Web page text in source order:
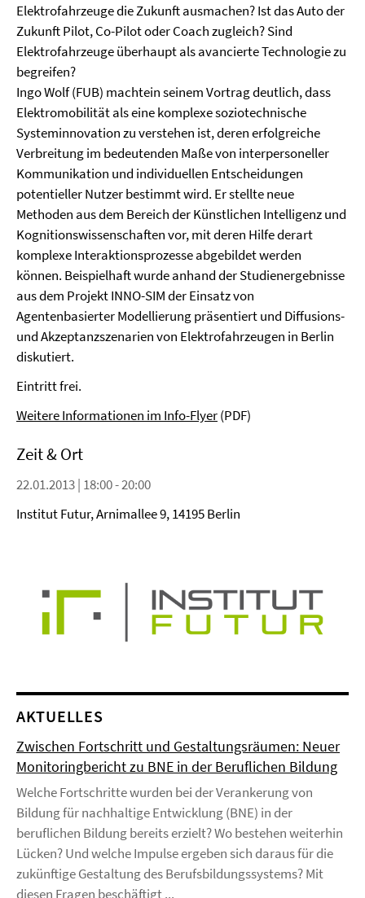
Elektrofahrzeuge die Zukunft ausmachen? Ist das Auto der
Zukunft Pilot, Co-Pilot oder Coach zugleich? Sind
Elektrofahrzeuge überhaupt als avancierte Technologie zu
begreifen?
Ingo Wolf (FUB) machtein seinem Vortrag deutlich, dass
Elektromobilität als eine komplexe soziotechnische
Systeminnovation zu verstehen ist, deren erfolgreiche
Verbreitung im bedeutenden Maße von interpersoneller
Kommunikation und individuellen Entscheidungen
potentieller Nutzer bestimmt wird. Er stellte neue
Methoden aus dem Bereich der Künstlichen Intelligenz und
Kognitionswissenschaften vor, mit deren Hilfe derart
komplexe Interaktionsprozesse abgebildet werden
können. Beispielhaft wurde anhand der Studienergebnisse
aus dem Projekt INNO-SIM der Einsatz von
Agentenbasierter Modellierung präsentiert und Diffusions-
und Akzeptanzszenarien von Elektrofahrzeugen in Berlin
diskutiert.
Eintritt frei.
Weitere Informationen im Info-Flyer(PDF)
Zeit & Ort
22.01.2013 | 18:00 - 20:00
Institut Futur, Arnimallee 9, 14195 Berlin
AKTUELLES
Zwischen Fortschritt und Gestaltungsräumen: Neuer
Monitoringbericht zu BNE in der Beruflichen Bildung
Welche Fortschritte wurden bei der Verankerung von
Bildung für nachhaltige Entwicklung (BNE) in der
beruflichen Bildung bereits erzielt? Wo bestehen weiterhin
Lücken? Und welche Impulse ergeben sich daraus für die
zukünftige Gestaltung des Berufsbildungssystems? Mit
diesen Fragen beschäftigt ...